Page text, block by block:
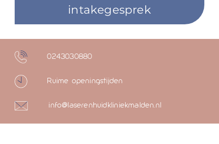
intakegesprek
0243030880
Ruime openingstijden
info@laserenhuidkliniekmalden.nl